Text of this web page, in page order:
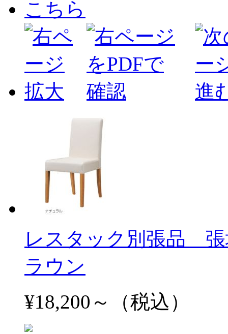
レスタック別張品
ラウン
¥18,200～（税込）